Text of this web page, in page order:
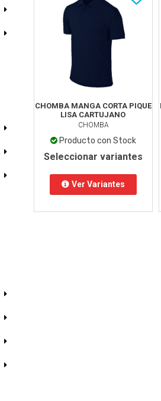
CHOMBA MANGA CORTA PIQUE
LISA CARTUJANO
CHOMBA
Producto con Stock
Seleccionar variantes
Ver Variantes